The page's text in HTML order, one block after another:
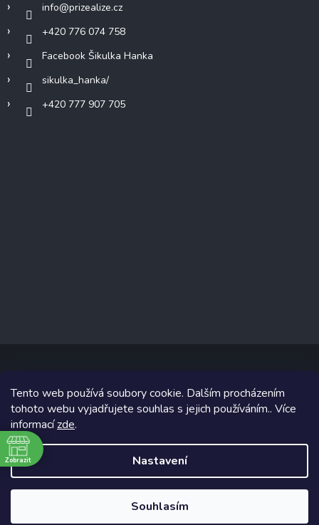
Tento web používá soubory cookie. Dalším procházením
tohoto webu vyjadřujete souhlas s jejich používáním.. Více
informacízde.
Nastavení
Souhlasím
info@prizealize.cz
+420 776 074 758
Facebook Šikulka Hanka
sikulka_hanka/
+420 777 907 705
Copyright 2026www.prizealize.cz. Všechna práva vyhrazena.
Grafický návrh vytvořil a na Shoptet implementoval
Shoptetak.cz.
Zobrazit